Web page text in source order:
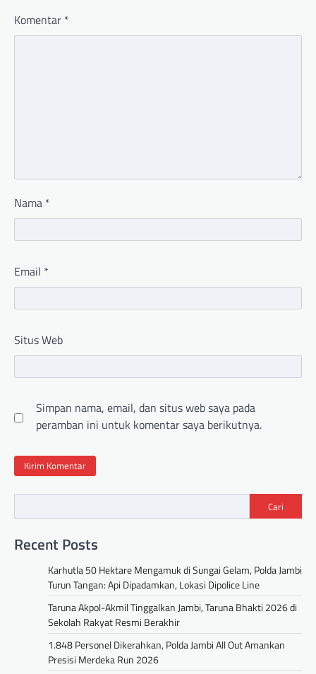
Komentar *
Nama *
Email *
Situs Web
Simpan nama, email, dan situs web saya pada
peramban ini untuk komentar saya berikutnya.
Cari
Recent Posts
Karhutla 50 Hektare Mengamuk di Sungai Gelam, Polda Jambi
Turun Tangan: Api Dipadamkan, Lokasi Dipolice Line
Taruna Akpol-Akmil Tinggalkan Jambi, Taruna Bhakti 2026 di
Sekolah Rakyat Resmi Berakhir
1.848 Personel Dikerahkan, Polda Jambi All Out Amankan
Presisi Merdeka Run 2026